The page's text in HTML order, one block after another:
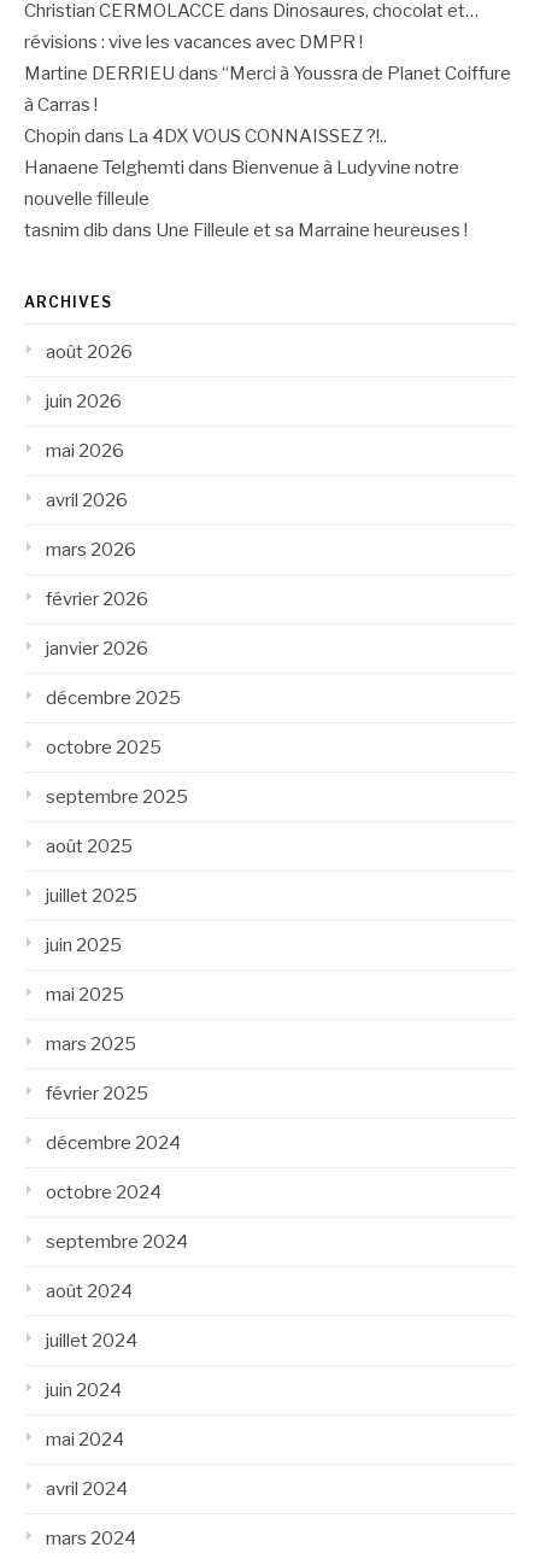
Christian CERMOLACCE dans Dinosaures, chocolat et…
révisions : vive les vacances avec DMPR !
Martine DERRIEU dans “Merci à Youssra de Planet Coiffure
à Carras !
Chopin dans La 4DX VOUS CONNAISSEZ ?!..
Hanaene Telghemti dans Bienvenue à Ludyvine notre
nouvelle filleule
tasnim dib dans Une Filleule et sa Marraine heureuses !
ARCHIVES
août 2026
juin 2026
mai 2026
avril 2026
mars 2026
février 2026
janvier 2026
décembre 2025
octobre 2025
septembre 2025
août 2025
juillet 2025
juin 2025
mai 2025
mars 2025
février 2025
décembre 2024
octobre 2024
septembre 2024
août 2024
juillet 2024
juin 2024
mai 2024
avril 2024
mars 2024